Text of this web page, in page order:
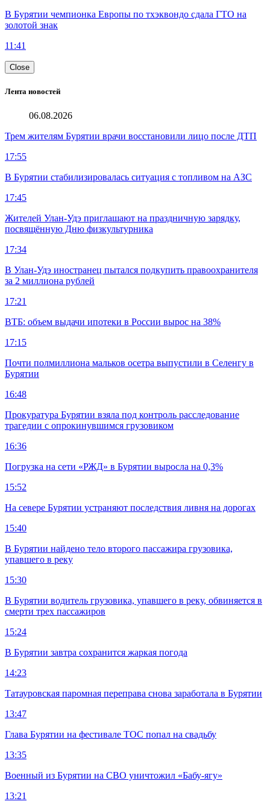
В Бурятии чемпионка Европы по тхэквондо сдала ГТО на
золотой знак
11:41
Close
Лента новостей
06.08.2026
Трем жителям Бурятии врачи восстановили лицо после ДТП
17:55
В Бурятии стабилизировалась ситуация с топливом на АЗС
17:45
Жителей Улан-Удэ приглашают на праздничную зарядку,
посвящённую Дню физкультурника
17:34
В Улан-Удэ иностранец пытался подкупить правоохранителя
за 2 миллиона рублей
17:21
ВТБ: объем выдачи ипотеки в России вырос на 38%
17:15
Почти полмиллиона мальков осетра выпустили в Селенгу в
Бурятии
16:48
Прокуратура Бурятии взяла под контроль расследование
трагедии с опрокинувшимся грузовиком
16:36
Погрузка на сети «РЖД» в Бурятии выросла на 0,3%
15:52
На севере Бурятии устраняют последствия ливня на дорогах
15:40
В Бурятии найдено тело второго пассажира грузовика,
упавшего в реку
15:30
В Бурятии водитель грузовика, упавшего в реку, обвиняется в
смерти трех пассажиров
15:24
В Бурятии завтра сохранится жаркая погода
14:23
Татауровская паромная переправа снова заработала в Бурятии
13:47
Глава Бурятии на фестивале ТОС попал на свадьбу
13:35
Военный из Бурятии на СВО уничтожил «Бабу-ягу»
13:21